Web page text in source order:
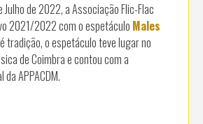
Julho de 2022, a Associação Flic-Flac
2021/2022 com o espetáculo Males
tradição, o espetáculo teve lugar no
de Coimbra e contou com a
APPACDM.